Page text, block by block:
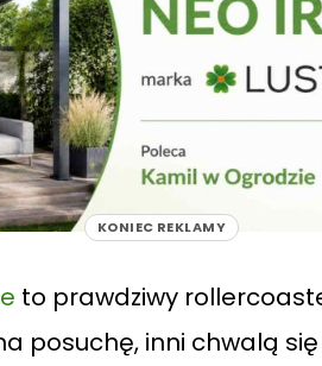
KONIEC REKLAMY
to prawdziwy
posuchę, inni chwalą